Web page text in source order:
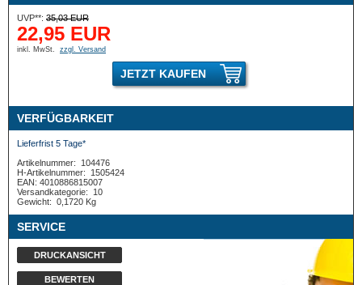
UVP**: 35,03 EUR
22,95 EUR
inkl. MwSt. zzgl. Versand
JETZT KAUFEN
VERFÜGBARKEIT
Lieferfrist 5 Tage*
Artikelnummer:
104476
H-Artikelnummer:
1505424
EAN: 4010886815007
Versandkategorie:
10
Gewicht: 0,1720 Kg
SERVICE
DRUCKANSICHT
BEWERTEN